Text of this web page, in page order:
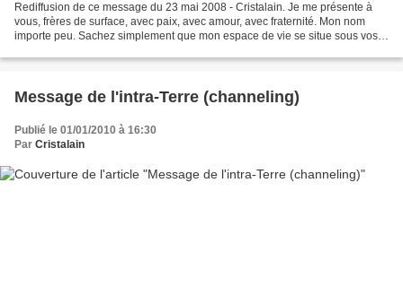
Rediffusion de ce message du 23 mai 2008 - Cristalain. Je me présente à
vous, frères de surface, avec paix, avec amour, avec fraternité. Mon nom
importe peu. Sachez simplement que mon espace de vie se situe sous vos
Message de l'intra-Terre (channeling)
Publié le 01/01/2010 à 16:30
Par Cristalain